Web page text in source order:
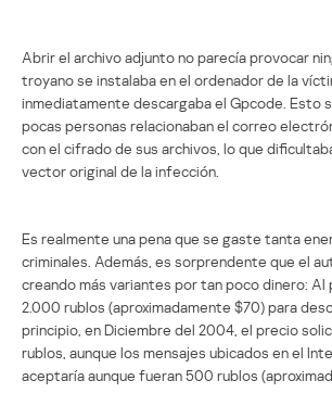
Abrir el archivo adjunto no parecía provocar
troyano se instalaba en el ordenador de la
inmediatamente descargaba el Gpcode. Esto
pocas personas relacionaban el correo
con el cifrado de sus archivos, lo que
vector original de la infección.
Es realmente una pena que se gaste tanta
criminales. Además, es sorprendente que el
creando más variantes por tan poco dinero: Al
2.000 rublos (aproximadamente $70) para
principio, en Diciembre del 2004, el precio
rublos, aunque los mensajes ubicados en el
aceptaría aunque fueran 500 rublos